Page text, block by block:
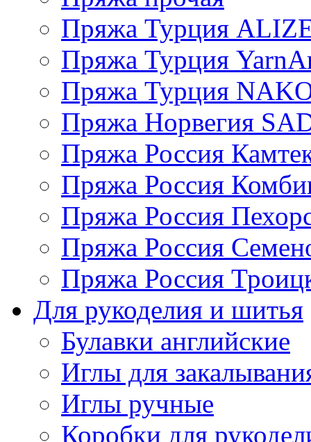
Пряжа Турция
Пряжа Турция
Пряжа Турция
Пряжа Норвегия
Пряжа Россия
Пряжа Россия
Пряжа Россия
Пряжа Россия
Пряжа Россия
Для рукоделия и шитья
Булавки английские
Иглы для
Иглы ручные
Коробки для